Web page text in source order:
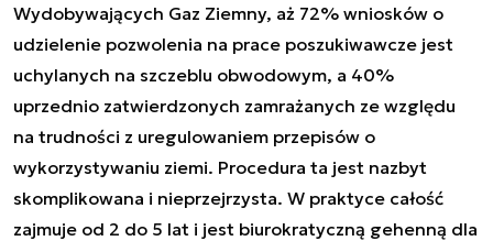
Wydobywających Gaz Ziemny, aż 72% wniosków o
udzielenie pozwolenia na prace poszukiwawcze jest
uchylanych na szczeblu obwodowym, a 40%
uprzednio zatwierdzonych zamrażanych ze względu
na trudności z uregulowaniem przepisów o
wykorzystywaniu ziemi. Procedura ta jest nazbyt
skomplikowana i nieprzejrzysta. W praktyce całość
zajmuje od 2 do 5 lat i jest biurokratyczną gehenną dla